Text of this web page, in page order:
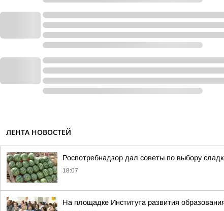
ЛЕНТА НОВОСТЕЙ
Роспотребнадзор дал советы по выбору
18:07
На площадке Института развития